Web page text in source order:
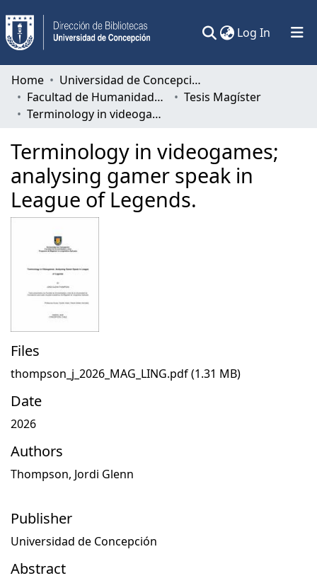
Log In (current)
Communities & Collections
All of DSpace
Home
Universidad de Concepción
Facultad de Humanidades y Arte
Tesis Magíster
Terminology in videogames; analysing gamer speak in League of Legends.
Terminology in videogames;
analysing gamer speak in
League of Legends.
Files
thompson_j_2026_MAG_LING.pdf(1.31 MB)
Date
2026
Authors
Thompson, Jordi Glenn
Publisher
Universidad de Concepción
Abstract